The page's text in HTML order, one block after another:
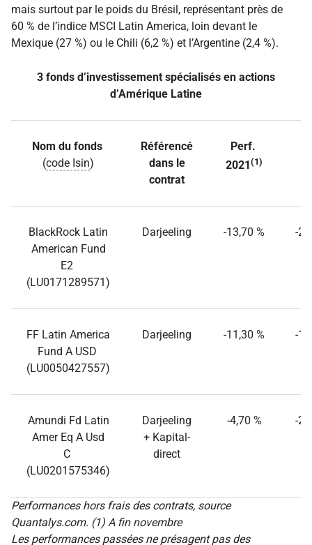
mais surtout par le poids du Brésil, représentant près de
60 % de l’indice MSCI Latin America, loin devant le
Mexique (27 %) ou le Chili (6,2 %) et l’Argentine (2,4 %).
3 fonds d’investissement spécialisés en actions
d’Amérique Latine
Nom du fonds
(code Isin)
Référencé
dans le
contrat
Perf.
2021(1)
BlackRock Latin
American Fund
E2
(LU0171289571)
Darjeeling -13,70 % -
FF Latin America
Fund A USD
(LU0050427557)
Darjeeling -11,30 % -
Amundi Fd Latin
Amer Eq A Usd
C
(LU0201575346)
Darjeeling
+ Kapital-
direct
-4,70 % -
Performances hors frais des contrats, source
Quantalys.com. (1) A fin novembre
Les performances passées ne présagent pas des